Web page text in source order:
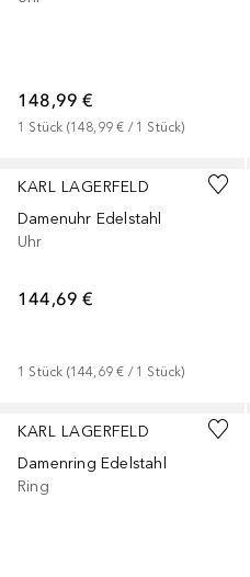
148,99 €
1 Stück (148,99 € / 1 Stück)
KARL LAGERFELD
Damenuhr Edelstahl
Uhr
144,69 €
1 Stück (144,69 € / 1 Stück)
KARL LAGERFELD
Damenring Edelstahl
Ring